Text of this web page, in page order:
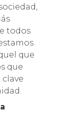
todos
que
que